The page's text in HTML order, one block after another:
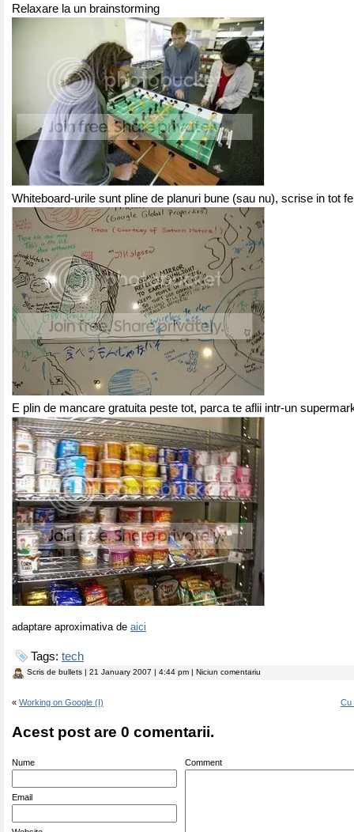
Relaxare la un brainstorming
Whiteboard-urile sunt pline de planuri bune (sau nu), scrise in tot
E plin de mancare gratuita peste tot, parca te aflii intr-un
adaptare aproximativa de aici
Tags: tech
Scris de bullets | 21 January 2007 | 4:44 pm | Niciun comentariu
« Working on Google (I) Cu
Acest post are 0 comentarii.
Nume
Email
Comment